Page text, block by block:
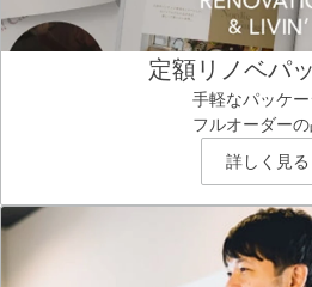
定額リノベパ
手軽なパッケ
フルオーダー
詳しく見る